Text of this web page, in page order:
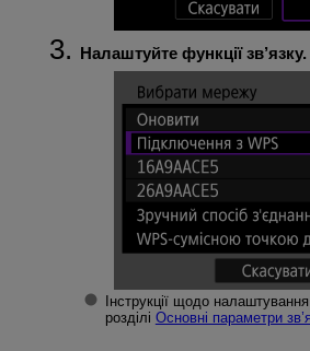
Налаштуйте функції зв’язку.
Інструкції щодо
розділі Основні параметри